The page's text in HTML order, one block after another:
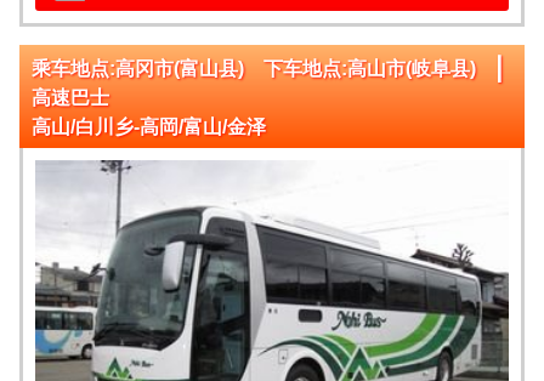
乘车地点:高冈市(富山县) 下车地点:高山市(岐阜县) |
高速巴士
高山/白川乡-高岡/富山/金泽